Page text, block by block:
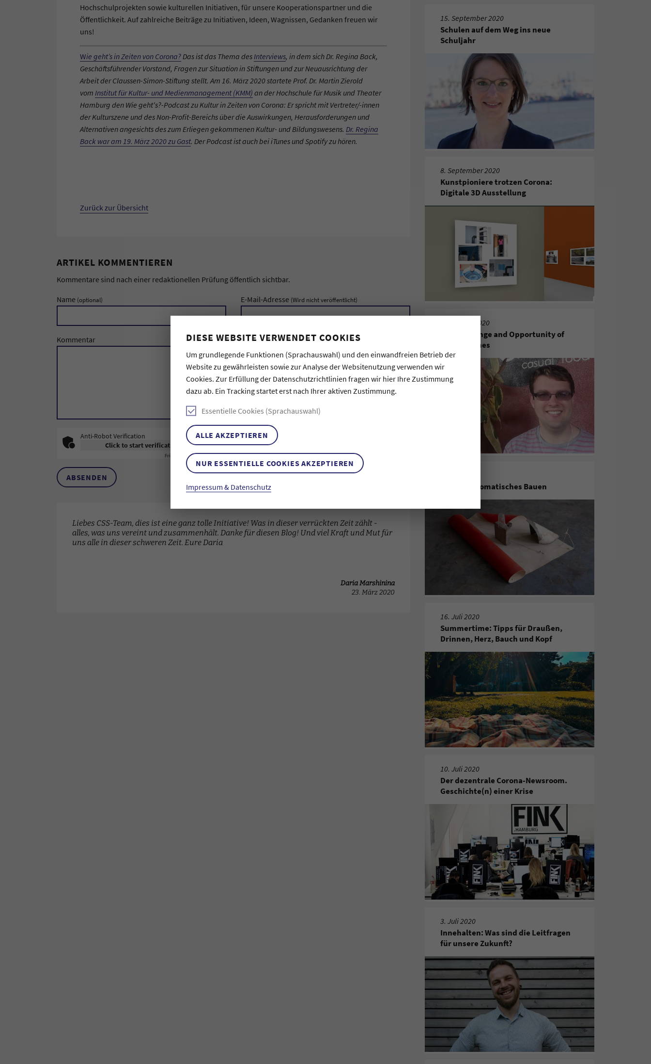
DIESE WEBSITE VERWENDET COOKIES
Um grundlegende Funktionen (Sprachauswahl) und den einwandfreien Betrieb der
Website zu gewährleisten sowie zur Analyse der Websitenutzung verwenden wir
Cookies. Zur Erfüllung der Datenschutzrichtlinien fragen wir hier Ihre Zustimmung
dazu ab. Ein Tracking startet erst nach Ihrer aktiven Zustimmung.
Essentielle Cookies (Sprachauswahl)
ALLE AKZEPTIEREN
NUR ESSENTIELLE COOKIES AKZEPTIEREN
Impressum & Datenschutz
Hochschulprojekten sowie kulturellen Initiativen, für unsere Kooperationspartner und die
Öffentlichkeit. Auf zahlreiche Beiträge zu Initiativen, Ideen, Wagnissen, Gedanken freuen wir
uns!
Wie geht’s in Zeiten von Corona? Das ist das Thema des Interviews, in dem sich Dr. Regina Back,
Geschäftsführender Vorstand, Fragen zur Situation in Stiftungen und zur Neuausrichtung der
Arbeit der Claussen-Simon-Stiftung stellt. Am 16. März 2020 startete Prof. Dr. Martin Zierold
vom Institut für Kultur- und Medienmanagement (KMM) an der Hochschule für Musik und Theater
Hamburg den Wie geht's?-Podcast zu Kultur in Zeiten von Corona: Er spricht mit Vertreter/-innen
der Kulturszene und des Non-Profit-Bereichs über die Auswirkungen, Herausforderungen und
Alternativen angesichts des zum Erliegen gekommenen Kultur- und Bildungswesens. Dr. Regina
Back war am 19. März 2020 zu Gast. Der Podcast ist auch bei iTunes und Spotify zu hören.
Zurück zur Übersicht
ARTIKEL KOMMENTIEREN
Kommentare sind nach einer redaktionellen Prüfung öffentlich sichtbar.
Name (optional) E-Mail-Adresse (Wird nicht veröffentlicht)
Kommentar
Anti-Robot Verification
Click to start verification
Friendly Captcha ⇗
ABSENDEN
Liebes CSS-Team, dies ist eine ganz tolle Initiative! Was in dieser verrückten Zeit zählt -
alles, was uns vereint und zusammenhält. Danke für diesen Blog! Und viel Kraft und Mut für
uns alle in dieser schweren Zeit. Eure Daria
Daria Marshinina
23. März 2020
15. September 2020
Schulen auf dem Weg ins neue
Schuljahr
8. September 2020
Kunstpioniere trotzen Corona:
Digitale 3D Ausstellung
10. August 2020
The Challenge and Opportunity of
Corona Times
habitare/Somatisches Bauen
16. Juli 2020
Summertime: Tipps für Draußen,
Drinnen, Herz, Bauch und Kopf
10. Juli 2020
Der dezentrale Corona-Newsroom.
Geschichte(n) einer Krise
3. Juli 2020
Innehalten: Was sind die Leitfragen
für unsere Zukunft?